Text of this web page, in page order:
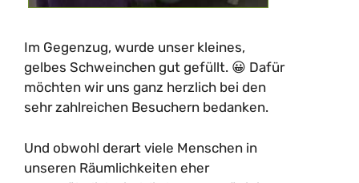
Im Gegenzug, wurde unser kleines,
gelbes Schweinchen gut gefüllt. 😀 Dafür
möchten wir uns ganz herzlich bei den
sehr zahlreichen Besuchern bedanken.
Und obwohl derart viele Menschen in
unseren Räumlichkeiten eher